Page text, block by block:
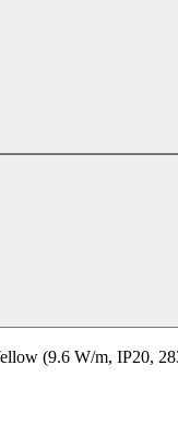
(9.6 W/m, IP20,